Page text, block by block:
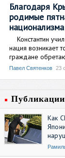
Благодаря
родимые
национализма
Константин
нация возникает
граждане
Павел Святенков 23
Публикации
Как